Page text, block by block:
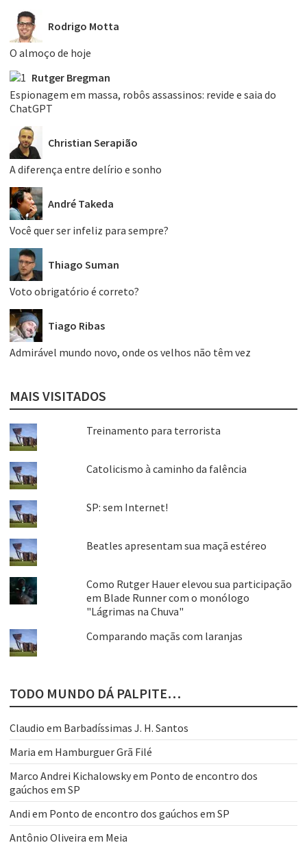
Rodrigo Motta
O almoço de hoje
Rutger Bregman
Espionagem em massa, robôs assassinos: revide e saia do
ChatGPT
Christian Serapião
A diferença entre delírio e sonho
André Takeda
Você quer ser infeliz para sempre?
Thiago Suman
Voto obrigatório é correto?
Tiago Ribas
Admirável mundo novo, onde os velhos não têm vez
MAIS VISITADOS
Treinamento para terrorista
Catolicismo à caminho da falência
SP: sem Internet!
Beatles apresentam sua maçã estéreo
Como Rutger Hauer elevou sua participação
em Blade Runner com o monólogo
"Lágrimas na Chuva"
Comparando maçãs com laranjas
TODO MUNDO DÁ PALPITE…
Claudio em Barbadíssimas J. H. Santos
Maria em Hamburguer Grã Filé
Marco Andrei Kichalowskyem Ponto de encontro dos
gaúchos em SP
Andi em Ponto de encontro dos gaúchos em SP
Antônio Oliveira em Meia